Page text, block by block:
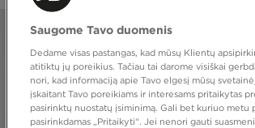
Saugome Tavo duomenis
Dedame visas pastangas, kad mūsų Klientų
atitiktų jų poreikius. Tačiau tai darome visiškai
nori, kad informaciją apie Tavo elgesį mūsų
įskaitant Tavo poreikiams ir interesams pritaikytas
pasirinktų nuostatų įsiminimą. Gali bet kuriuo metu
pasirinkdamas „Pritaikyti“. Jei nenori gauti